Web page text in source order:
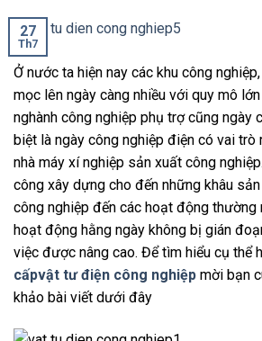
27
Th7
Ở nước ta hiện nay các khu công
mọc lên ngày càng nhiều với quy mô
nghành công nghiệp phụ trợ cũng ngày
biệt là ngày công nghiệp điện có vai trò
nhà máy xí nghiệp sản xuất công
công xây dựng cho đến những khâu
công nghiệp đến các hoạt động thường
hoạt động hằng ngày không bị gián
việc được nâng cao. Để tìm hiểu cụ thể
cấpvật tư điện công nghiệp mời bạn
khảo bài viết dưới đây